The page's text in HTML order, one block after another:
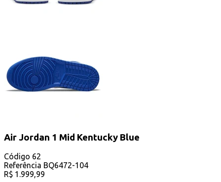
Air Jordan 1 Mid Kentucky Blue
Código 62
Referência BQ6472-104
R$ 1.999,99